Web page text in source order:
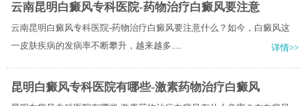
云南昆明白癜风专科医院-药物治疗白癜风要注意
云南昆明白癜风专科医院-药物治疗白癜风要注意什么？如今，白癜风这
一皮肤疾病的发病率不断攀升，越来越多.....
详情>>
昆明白癜风专科医院有哪些-激素药物治疗白癜风